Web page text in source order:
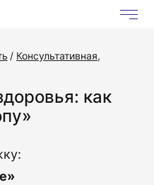
Консультативная,
как